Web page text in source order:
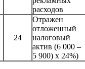
расходов
24
Отражен
отложенный
налоговый
актив (6 000 –
5 900) х 24%)